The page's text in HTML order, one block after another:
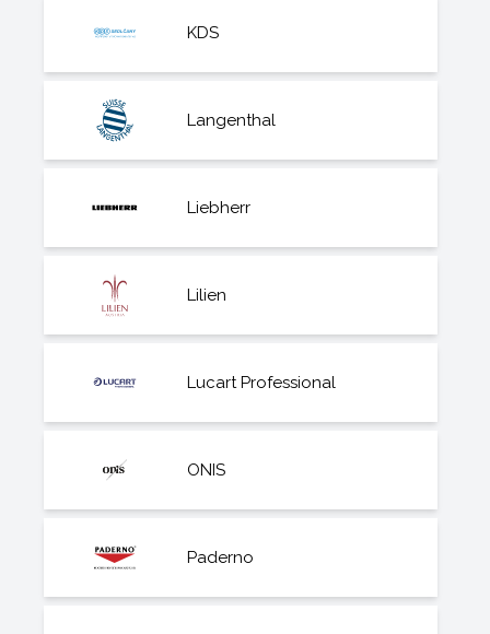
KDS
Langenthal
Liebherr
Lilien
Lucart Professional
ONIS
Paderno